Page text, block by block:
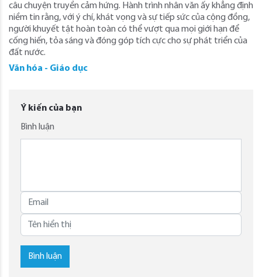
câu chuyện truyền cảm hứng. Hành trình nhân văn ấy khẳng định
niềm tin rằng, với ý chí, khát vọng và sự tiếp sức của cộng đồng,
người khuyết tật hoàn toàn có thể vượt qua mọi giới hạn để
cống hiến, tỏa sáng và đóng góp tích cực cho sự phát triển của
đất nước.
Văn hóa - Giáo dục
Ý kiến của bạn
Bình luận
Bình luận